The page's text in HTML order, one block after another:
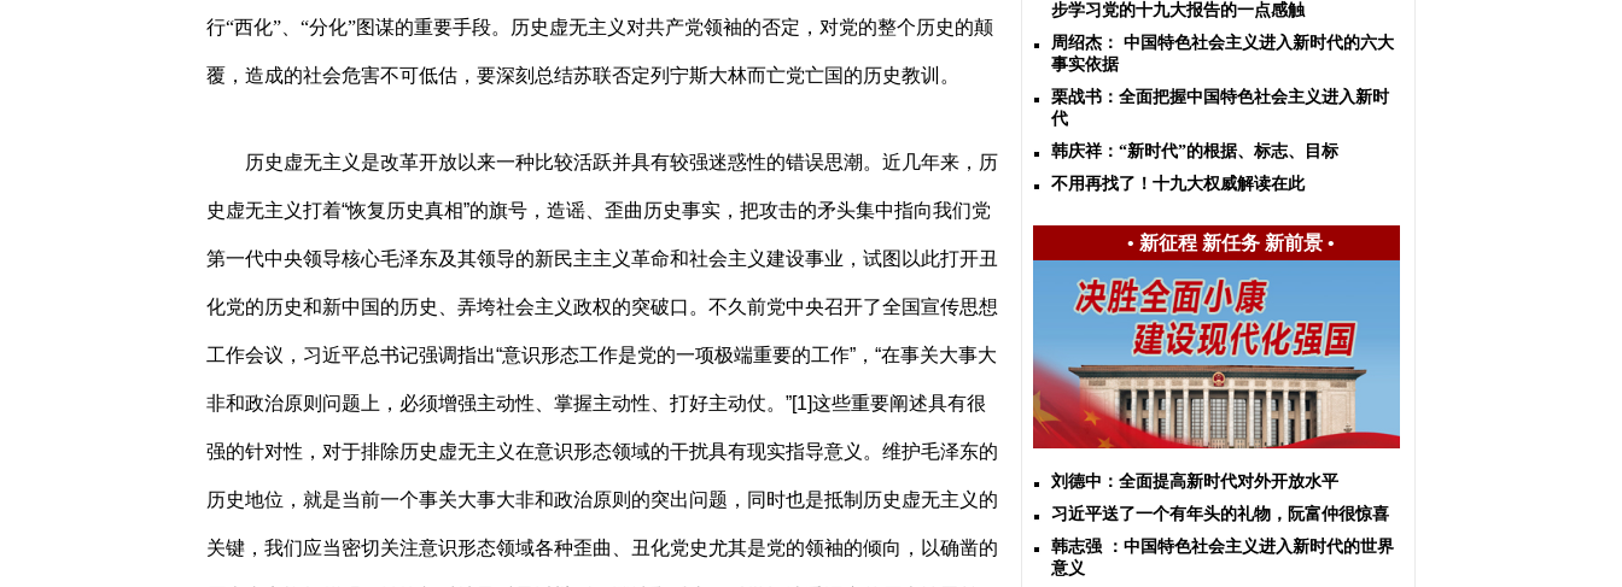
行“西化”、“分化”图谋的重要手段。历史虚无主义对共产党领袖的否定，对党的整个历史的颠
覆，造成的社会危害不可低估，要深刻总结苏联否定列宁斯大林而亡党亡国的历史教训。
历史虚无主义是改革开放以来一种比较活跃并具有较强迷惑性的错误思潮。近几年来，历
史虚无主义打着“恢复历史真相”的旗号，造谣、歪曲历史事实，把攻击的矛头集中指向我们党
第一代中央领导核心毛泽东及其领导的新民主主义革命和社会主义建设事业，试图以此打开丑
化党的历史和新中国的历史、弄垮社会主义政权的突破口。不久前党中央召开了全国宣传思想
工作会议，习近平总书记强调指出“意识形态工作是党的一项极端重要的工作”，“在事关大事大
非和政治原则问题上，必须增强主动性、掌握主动性、打好主动仗。”[1]这些重要阐述具有很
强的针对性，对于排除历史虚无主义在意识形态领域的干扰具有现实指导意义。维护毛泽东的
历史地位，就是当前一个事关大事大非和政治原则的突出问题，同时也是抵制历史虚无主义的
关键，我们应当密切关注意识形态领域各种歪曲、丑化党史尤其是党的领袖的倾向，以确凿的
步学习党的十九大报告的一点感触
周绍杰： 中国特色社会主义进入新时代的六大
事实依据
栗战书：全面把握中国特色社会主义进入新时
代
韩庆祥：“新时代”的根据、标志、目标
不用再找了！十九大权威解读在此
• 新征程 新任务 新前景•
刘德中：全面提高新时代对外开放水平
习近平送了一个有年头的礼物，阮富仲很惊喜
韩志强 ：中国特色社会主义进入新时代的世界
意义